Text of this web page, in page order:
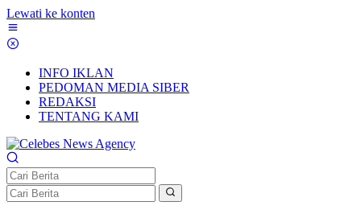
Lewati ke konten
INFO IKLAN
PEDOMAN MEDIA SIBER
REDAKSI
TENTANG KAMI